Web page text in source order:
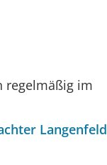
regelmäßig im
Langenfeld